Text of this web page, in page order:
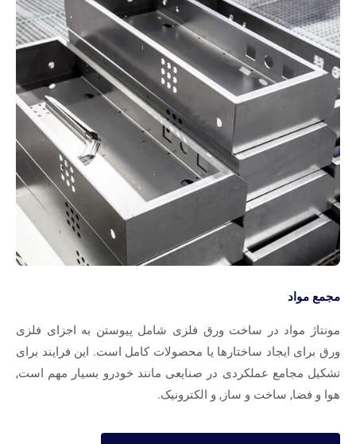
مواد
مواد در ساخت ورق فلزی شامل پیوستن به اجزای فلزی
برای ایجاد ساختارها یا محصولات کامل است. این فرایند برای
مجامع عملکردی در صنایعی مانند خودرو بسیار مهم است,
و فضا, ساخت و ساز, و الکترونیک.